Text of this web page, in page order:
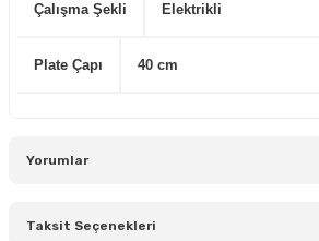
Çalışma Şekli Elektrikli
Plate Çapı 40 cm
Yorumlar
Taksit Seçenekleri